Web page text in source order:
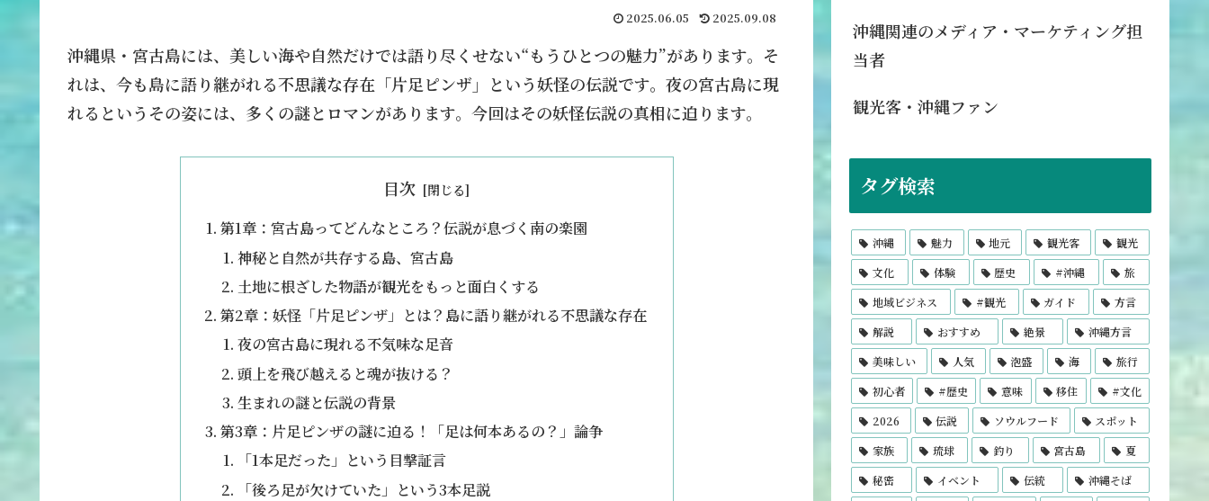
2025.06.05 2025.09.08
沖縄県・宮古島には、美しい海や自然だけでは語り尽くせない“もうひとつの魅力”があります。そ
れは、今も島に語り継がれる不思議な存在「片足ピンザ」という妖怪の伝説です。夜の宮古島に現
れるというその姿には、多くの謎とロマンがあります。今回はその妖怪伝説の真相に迫ります。
目次
第1章：宮古島ってどんなところ？伝説が息づく南の楽園
神秘と自然が共存する島、宮古島
土地に根ざした物語が観光をもっと面白くする
第2章：妖怪「片足ピンザ」とは？島に語り継がれる不思議な存在
夜の宮古島に現れる不気味な足音
頭上を飛び越えると魂が抜ける？
生まれの謎と伝説の背景
第3章：片足ピンザの謎に迫る！「足は何本あるの？」論争
「1本足だった」という目撃証言
「後ろ足が欠けていた」という3本足説
沖縄関連のメディア・マーケティング担
当者
観光客・沖縄ファン
タグ検索
沖縄 魅力 地元 観光客
観光
文化
体験 歴史 #沖縄
旅
地域ビジネス
#観光 ガイド
方言
解説
おすすめ 絶景
沖縄方言
美味しい
人気 泡盛 海
旅行
初心者
#歴史 意味 移住
#文化
2026
伝説 ソウルフード
スポット
家族
琉球 釣り 宮古島
夏
秘密
イベント 伝統
沖縄そば